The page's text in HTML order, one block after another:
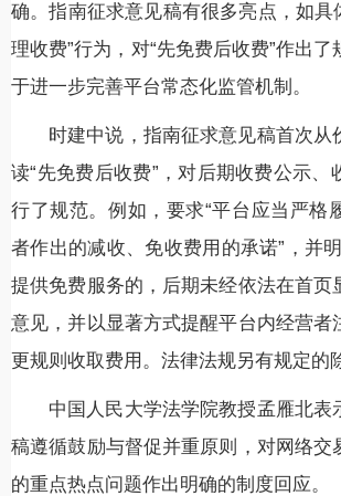
确。指南征求意见稿有很多亮点，如具
理收费”行为，对“先免费后收费”作出
于进一步完善平台常态化监管机制。
时建中说，指南征求意见稿首次从
读“先免费后收费”，对后期收费公示、
行了规范。例如，要求“平台应当严格
者作出的减收、免收费用的承诺”，并
提供免费服务的，后期未经依法在首页
意见，并以显著方式提醒平台内经营者
更规则收取费用。法律法规另有规定的除
中国人民大学法学院教授孟雁北表
稿遵循鼓励与督促并重原则，对网络交
的重点热点问题作出明确的制度回应。